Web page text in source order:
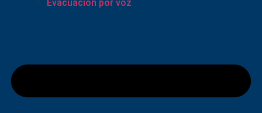
Evacuación por voz